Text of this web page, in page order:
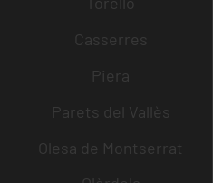
Casserres
Piera
Parets del Vallès
Olesa de Montserrat